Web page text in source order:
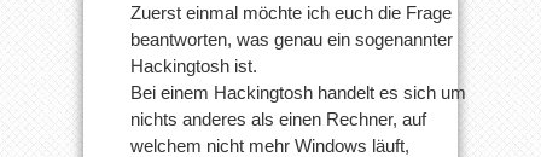
Zuerst einmal möchte ich euch die Frage
beantworten, was genau ein sogenannter
Hackingtosh ist.
Bei einem Hackingtosh handelt es sich um
nichts anderes als einen Rechner, auf
welchem nicht mehr Windows läuft,